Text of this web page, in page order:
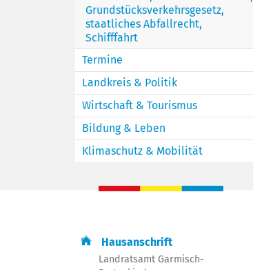
Grundstücksverkehrsgesetz,
staatliches Abfallrecht,
Schifffahrt
Termine
Landkreis & Politik
Wirtschaft & Tourismus
Bildung & Leben
Klimaschutz & Mobilität
Hausanschrift
Landratsamt Garmisch-